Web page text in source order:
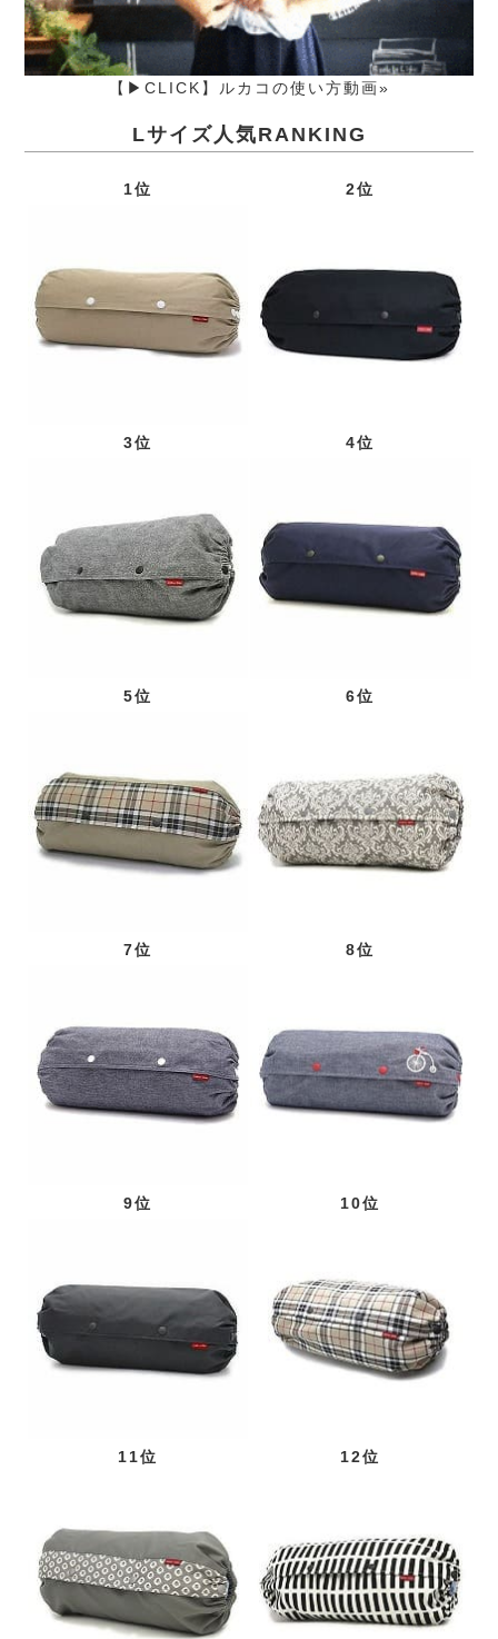
【▶CLICK】ルカコの使い方動画»
Lサイズ人気RANKING
1位 2位
3位 4位
5位 6位
7位 8位
9位 10位
11位 12位